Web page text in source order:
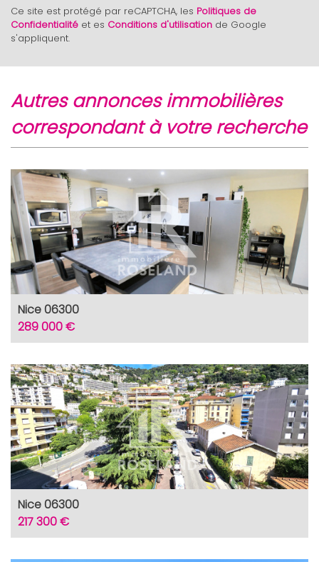
Nombre d'enfants par famille
Familles sans enfant
Appartements
92,10 %
Familles avec 3 enfants
5,54 %
Ce site est protégé par reCAPTCHA, les Politiques de
Confidentialité et es Conditions d'utilisation de Google
s'appliquent.
autres annonces immobilières
correspondant à votre recherche
Nice 06300
289 000 €
Nice 06300
217 300 €